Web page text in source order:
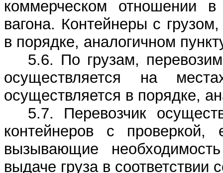
коммерческом отношении
вагона. Контейнеры с
в порядке, аналогичном
5.6. По грузам,
осуществляется на
осуществляется в порядке,
5.7. Перевозчик
контейнеров с проверкой,
вызывающие
выдаче груза в соответствии